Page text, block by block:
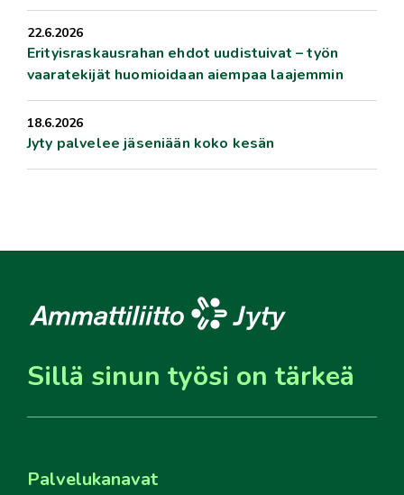
22.6.2026
Erityisraskausrahan ehdot uudistuivat – työn
vaaratekijät huomioidaan aiempaa laajemmin
18.6.2026
Jyty palvelee jäseniään koko kesän
Sillä sinun työsi on tärkeä
Palvelukanavat